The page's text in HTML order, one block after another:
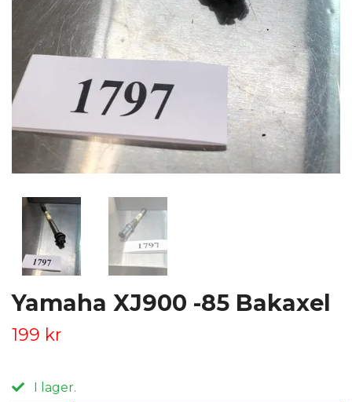
Yamaha XJ900 -85 Bakaxel
199 kr
I lager.